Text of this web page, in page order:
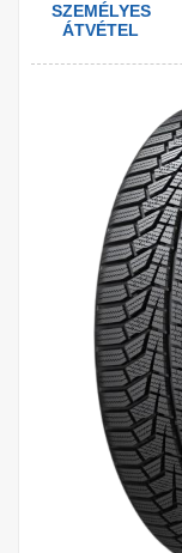
SZEMÉLYES
ÁTVÉTEL